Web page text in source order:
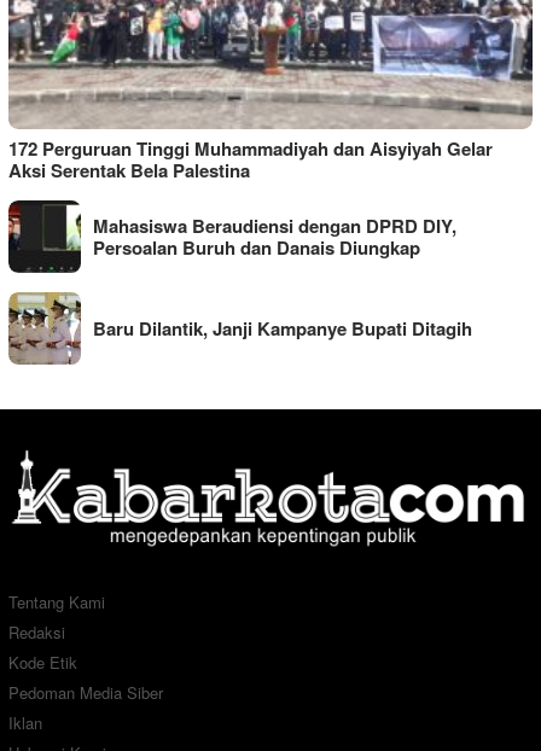
172 Perguruan Tinggi Muhammadiyah dan Aisyiyah Gelar
Aksi Serentak Bela Palestina
Mahasiswa Beraudiensi dengan DPRD DIY,
Persoalan Buruh dan Danais Diungkap
Baru Dilantik, Janji Kampanye Bupati Ditagih
Tentang Kami
Redaksi
Kode Etik
Pedoman Media Siber
Iklan